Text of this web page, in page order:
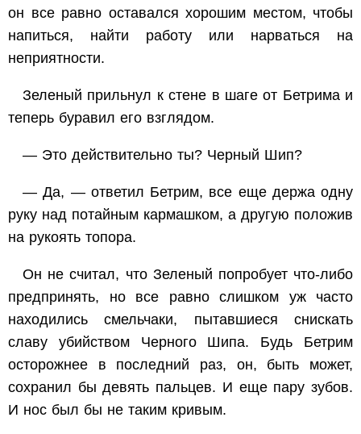
он все равно оставался хорошим местом, чтобы
напиться, найти работу или нарваться на
неприятности.
Зеленый прильнул к стене в шаге от Бетрима и
теперь буравил его взглядом.
— Это действительно ты? Черный Шип?
— Да, — ответил Бетрим, все еще держа одну
руку над потайным кармашком, а другую положив
на рукоять топора.
Он не считал, что Зеленый попробует что-либо
предпринять, но все равно слишком уж часто
находились смельчаки, пытавшиеся снискать
славу убийством Черного Шипа. Будь Бетрим
осторожнее в последний раз, он, быть может,
сохранил бы девять пальцев. И еще пару зубов.
И нос был бы не таким кривым.